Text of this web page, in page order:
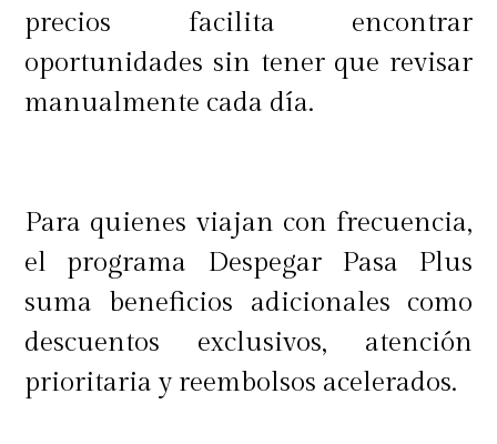
precios facilita encontrar
oportunidades sin tener que revisar
manualmente cada día.
Para quienes viajan con frecuencia,
el programa Despegar Pasa Plus
suma beneficios adicionales como
descuentos exclusivos, atención
prioritaria y reembolsos acelerados.